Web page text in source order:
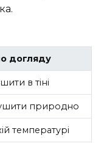
догляду
в тіні
природно
температурі